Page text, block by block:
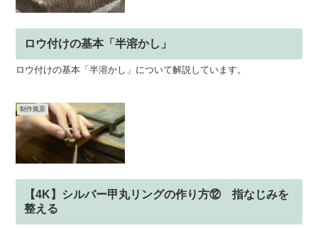
ロウ付けの基本「半溶かし」
ロウ付けの基本「半溶かし」について解説しています。
制作風景
【4K】シルバー甲丸リングの作り方⑫ 指なじみを
整える